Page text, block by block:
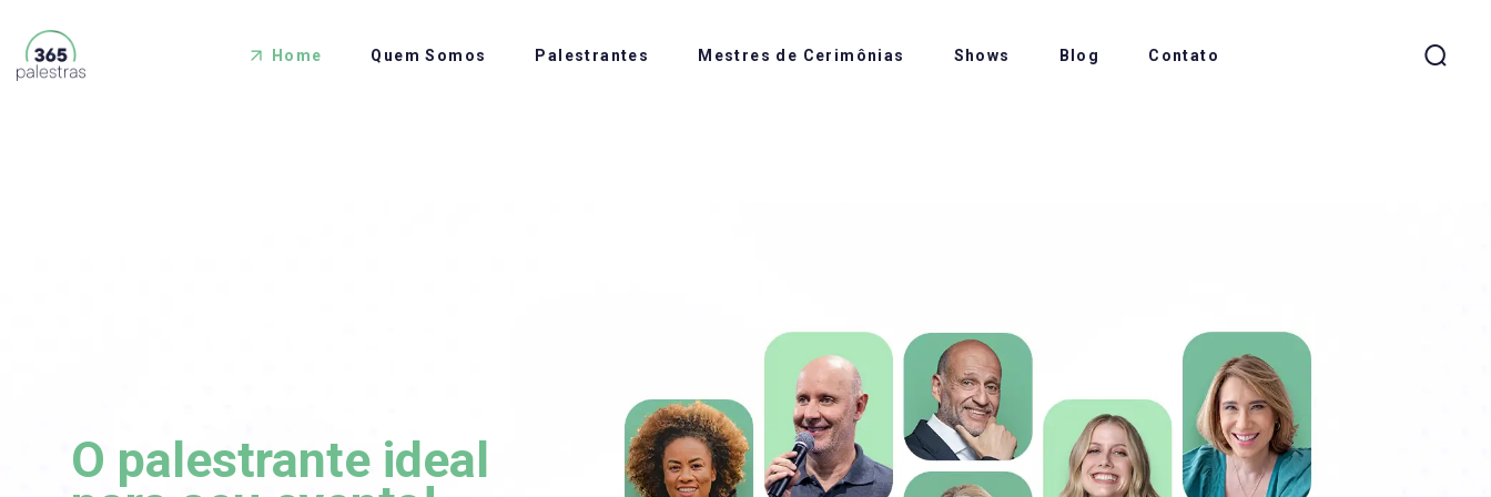
Home Quem Somos Palestrantes Mestres de Cerimônias Shows Blog Contato
O palestrante ideal